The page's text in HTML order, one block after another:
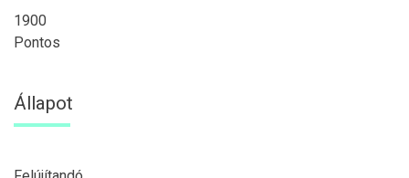
1900
Pontos
Állapot